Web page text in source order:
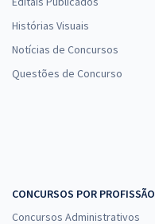
Histórias Visuais
Notícias de Concursos
Questões de Concurso
CONCURSOS POR PROFISSÃO
Concursos Administrativos